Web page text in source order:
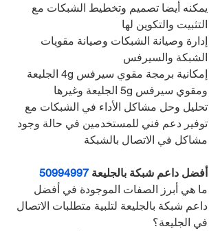
يمكنه أيضا تصميم وتخطيط الشبكات مع
التثبيت والتكوين لها
إدارة وصيانة الشبكات وصيانة مقويات
الشبكة والسيرفس
إمكانية برمجة مقوي سيرفس 4g الجليعة
ومقوي سيرفس 5g الجليعة وغيرها
تحليل وحل مشاكل الأداء في الشبكات مع
توفير دعم فني للمستخدمين في حالة وجود
مشاكل في الاتصال بالشبكة
أفضل داعم شبكة بالجليعة 50994997
ما هي أبرز الصفات الموجودة في أفضل
داعم شبكة بالجليعة لتلبية متطلبات الاتصال
في الجليعة؟